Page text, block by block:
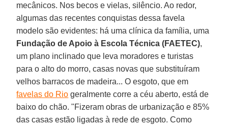
mecânicos. Nos becos e vielas, silêncio. Ao redor,
algumas das recentes conquistas dessa favela
modelo são evidentes: há uma clínica da família, uma
Fundação de Apoio à Escola Técnica (FAETEC),
um plano inclinado que leva moradores e turistas
para o alto do morro, casas novas que substituíram
velhos barracos de madeira... O esgoto, que em
favelas do Rio geralmente corre a céu aberto, está de
baixo do chão. "Fizeram obras de urbanização e 85%
das casas estão ligadas à rede de esgoto. Como